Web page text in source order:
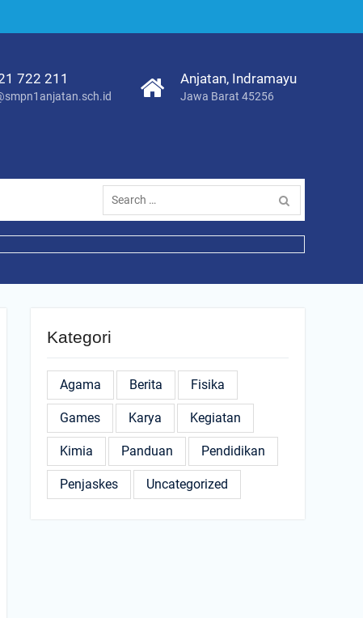
722 211 Anjatan, Indramayu
Jawa Barat 45256
Search
for:
Kategori
Agama Berita Fisika
Games Karya Kegiatan
Kimia Panduan Pendidikan
Penjaskes Uncategorized